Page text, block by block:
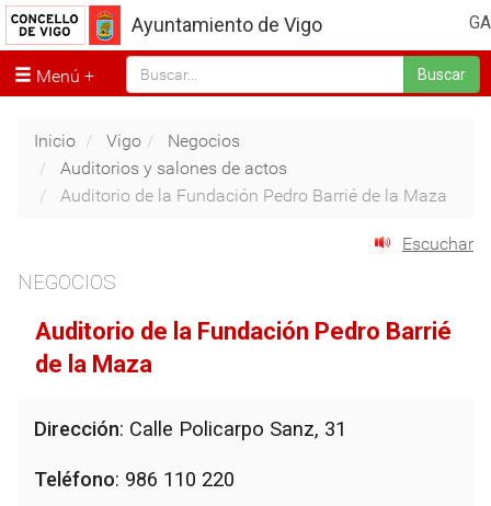
GA
Ayuntamiento de Vigo
Menú Buscar
Inicio Vigo
Negocios
Auditorios y salones de actos
Auditorio de la Fundación Pedro Barrié de la Maza
Escuchar
NEGOCIOS
Auditorio de la Fundación Pedro Barrié
de la Maza
Dirección: Calle Policarpo Sanz, 31
Teléfono: 986 110 220